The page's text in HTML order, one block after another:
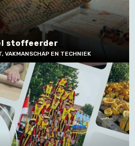
stoffeerder
VAKMANSCHAP EN TECHNIEK